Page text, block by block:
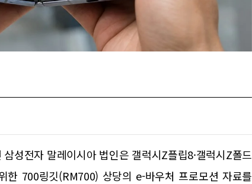
성전자 말레이시아 법인은 갤럭시Z플립8·갤럭시Z폴드
한 700링깃(RM700) 상당의 e-바우처 프로모션 자료를